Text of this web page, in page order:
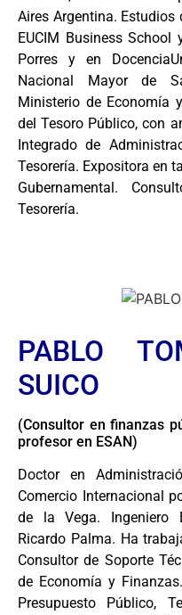
Aires Argentina.
EUCIM Business
Porres y en
Nacional Mayor de
Ministerio de Economía
del Tesoro Público, con
Integrado de
Tesorería. Expositora en
Gubernamental.
Tesorería.
PABLO
SUICO
(Consultor en finanzas
profesor en ESAN)
Doctor en
Comercio Internacional
de la Vega. Ingeniero
Ricardo Palma. Ha
Consultor de Soporte
de Economía y
Presupuesto Público,